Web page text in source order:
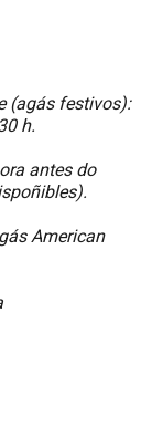
(agás festivos):
h.
antes do
American